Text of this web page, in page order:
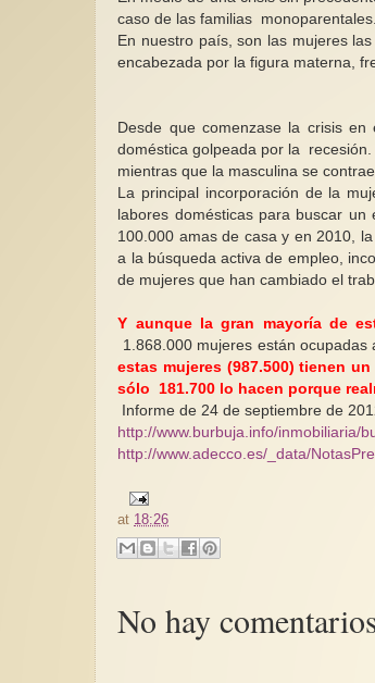
caso de las familias monoparentales.
En nuestro país, son las mujeres
encabezada por la figura materna,
Desde que comenzase la crisis
doméstica golpeada por la
mientras que la masculina se
La principal incorporación de la
labores domésticas para buscar
100.000 amas de casa y en 2010,
a la búsqueda activa de empleo,
de mujeres que han cambiado el
Y aunque la gran mayoría de
1.868.000 mujeres están
estas mujeres (987.500) tienen
sólo 181.700 lo hacen porque
Informe de 24 de septiembre de
http://www.burbuja.info/inmobiliaria/
http://www.adecco.es/_data/
at 18:26
No hay